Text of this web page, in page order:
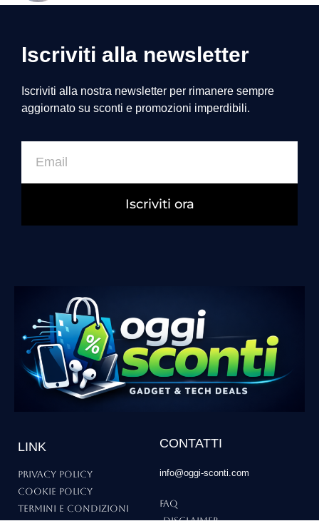
Iscriviti alla newsletter
Iscriviti alla nostra newsletter per rimanere sempre
aggiornato su sconti e promozioni imperdibili.
Iscriviti ora
LINK
Privacy Policy
Cookie Policy
Termini e Condizioni
CONTATTI
info@oggi-sconti.com
FAQ
Disclaimer